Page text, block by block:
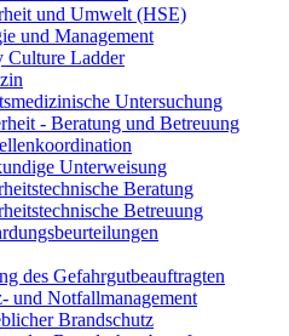
und Umwelt (HSE)
und Management
Culture Ladder
Untersuchung
- Beratung und Betreuung
Unterweisung
Beratung
Betreuung
des Gefahrgutbeauftragten
und Notfallmanagement
Brandschutz